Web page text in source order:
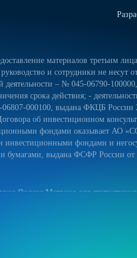
материалов третьим
и сотрудники не несут
деятельности – № 045-06790-
срока действия; -
000100, выдана ФКЦБ России
об инвестиционном
фондами оказывает АО
фондами и
бумагами, выдана ФСФР России
Яндекс.Метрика для
сайта более удобным. Если